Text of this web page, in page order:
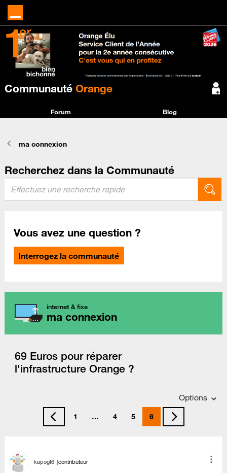
Communauté Orange
Forum Blog
ma connexion
Recherchez dans la Communauté
Vous avez une question ?
Interrogez la communauté
internet & fixe
ma connexion
69 Euros pour réparer
l'infrastructure Orange ?
Options
1 … 4 5 6
kapogt6 contributeur